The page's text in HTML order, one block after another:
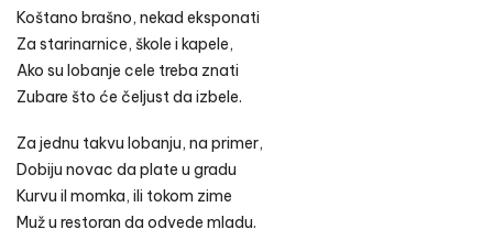
Koštano brašno, nekad eksponati
Za starinarnice, škole i kapele,
Ako su lobanje cele treba znati
Zubare što će čeljust da izbele.
Za jednu takvu lobanju, na primer,
Dobiju novac da plate u gradu
Kurvu il momka, ili tokom zime
Muž u restoran da odvede mladu.